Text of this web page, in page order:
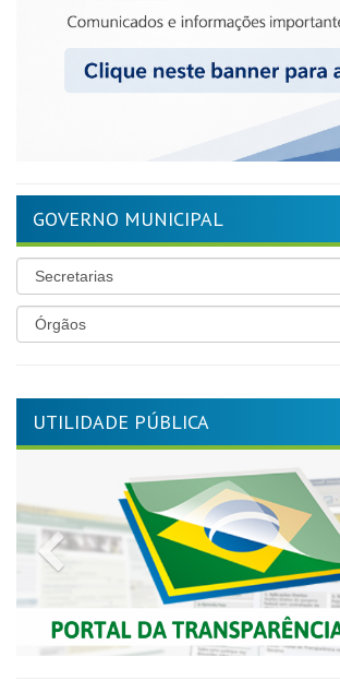
GOVERNO MUNICIPAL
UTILIDADE PÚBLICA
Previous